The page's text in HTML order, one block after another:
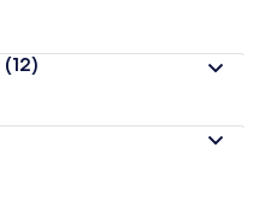
จ
า(12)